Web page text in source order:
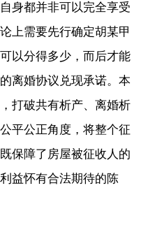
身都并非可以完全享受
上需要先行确定胡某甲
以分得多少，而后才能
离婚协议兑现承诺。本
打破共有析产、离婚析
平公正角度，将整个征
保障了房屋被征收人的
益怀有合法期待的陈